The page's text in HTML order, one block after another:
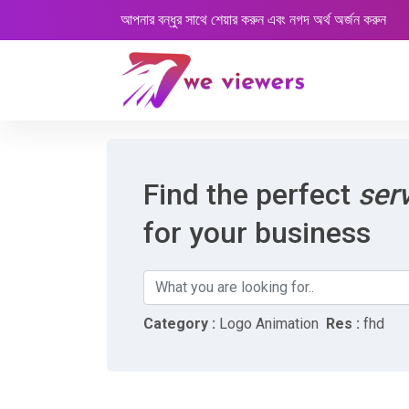
আপনার বন্ধুর সাথে শেয়ার করুন এবং নগদ অর্থ অর্জন করুন
Find the perfect
for your business
Category : Logo Animation Res : fhd